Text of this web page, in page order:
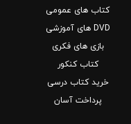
کتاب های عمومی
DVD های آموزشی
بازی های فکری
کتاب کنکور
خرید کتاب درسی
پرداخت آسان